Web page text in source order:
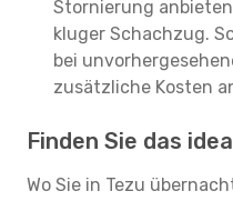
Stornierung
kluger Schachzug.
bei
zusätzliche Kosten
Finden Sie das
Wo Sie in Tezu